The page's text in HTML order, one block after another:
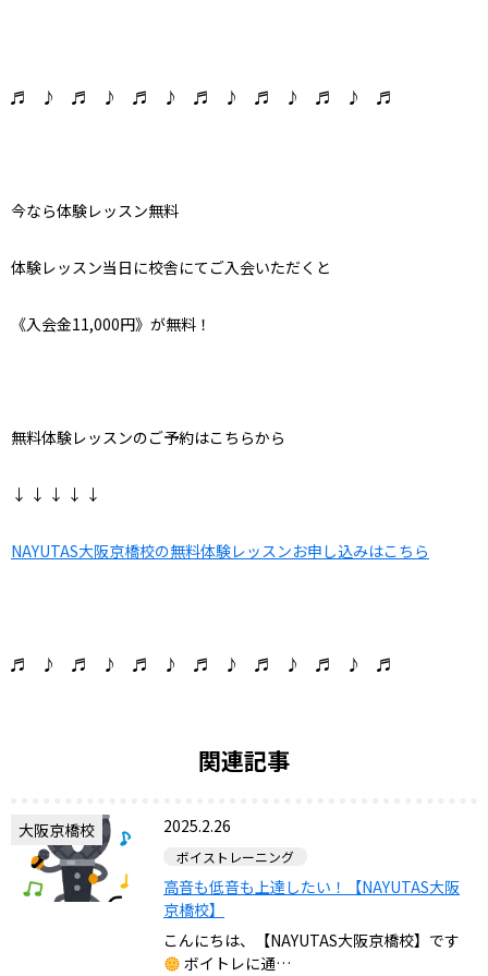
♬ ♪ ♬ ♪ ♬ ♪ ♬ ♪ ♬ ♪ ♬ ♪ ♬
今なら体験レッスン無料
体験レッスン当日に校舎にてご入会いただくと
《入会金11,000円》が無料！
無料体験レッスンのご予約はこちらから
↓ ↓ ↓ ↓ ↓
NAYUTAS大阪京橋校の無料体験レッスンお申し込みはこちら
♬ ♪ ♬ ♪ ♬ ♪ ♬ ♪ ♬ ♪ ♬ ♪ ♬
関連記事
大阪京橋校 2025.2.26
ボイストレーニング
高音も低音も上達したい！【NAYUTAS大阪
京橋校】
こんにちは、【NAYUTAS大阪京橋校】です
ボイトレに通…